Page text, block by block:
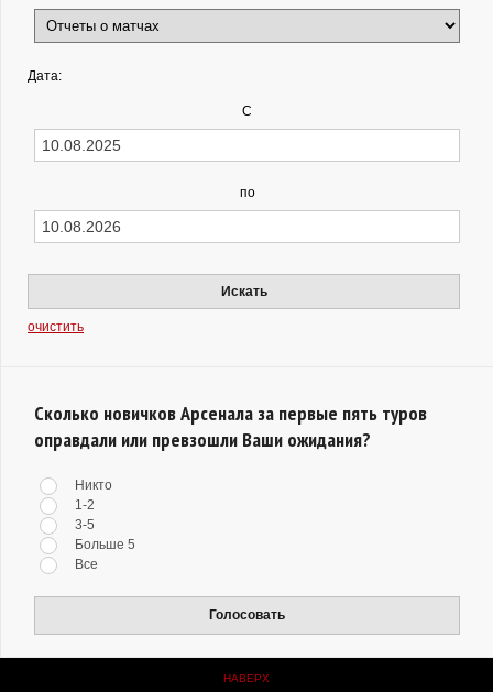
Дата:
С
по
Искать
очистить
Сколько новичков Арсенала за первые пять туров
оправдали или превзошли Ваши ожидания?
Никто
1-2
3-5
Больше 5
Все
Голосовать
НАВЕРХ